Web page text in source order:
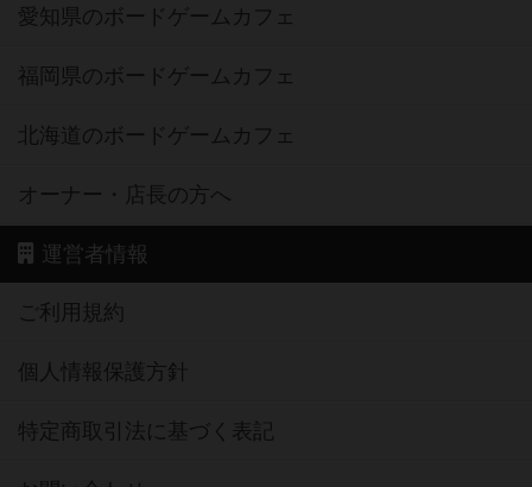
愛知県のボードゲームカフェ
福岡県のボードゲームカフェ
北海道のボードゲームカフェ
オーナー・店長の方へ
運営者情報
ご利用規約
個人情報保護方針
特定商取引法に基づく表記